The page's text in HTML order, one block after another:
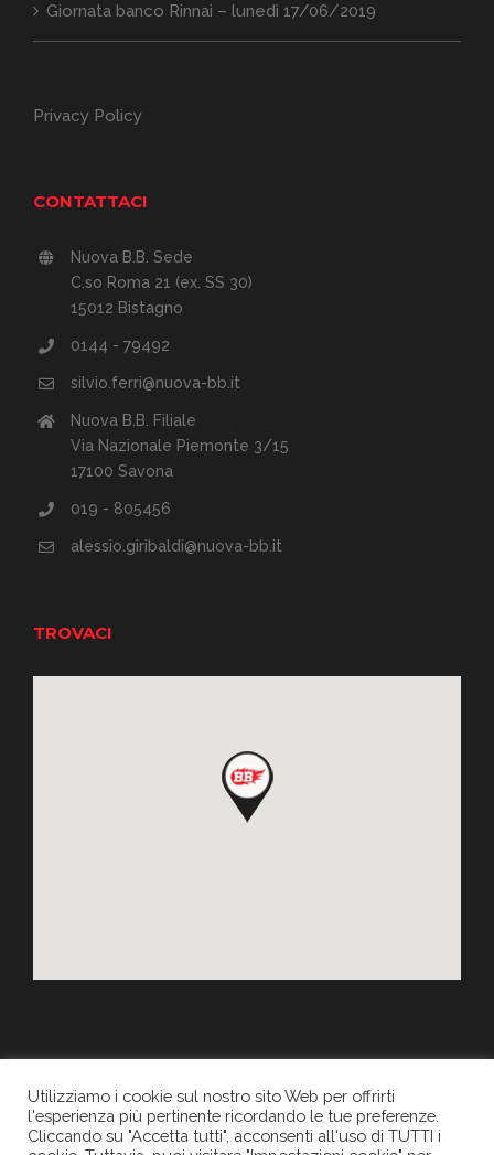
Giornata banco Rinnai – lunedì 17/06/2019
Privacy Policy
CONTATTACI
Nuova B.B. Sede
C.so Roma 21 (ex. SS 30)
15012 Bistagno
0144 - 79492
silvio.ferri@nuova-bb.it
Nuova B.B. Filiale
Via Nazionale Piemonte 3/15
17100 Savona
019 - 805456
alessio.giribaldi@nuova-bb.it
TROVACI
Copyright 2017NUOVA B.B.| Tutti i diritti riservati. P.IVA:
Utilizziamo i cookie sul nostro sito Web per offrirti
l'esperienza più pertinente ricordando le tue preferenze.
Cliccando su "Accetta tutti", acconsenti all'uso di TUTTI i